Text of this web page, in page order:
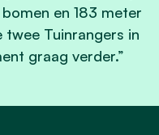
en 183 meter
twee Tuinrangers in
graag verder.”